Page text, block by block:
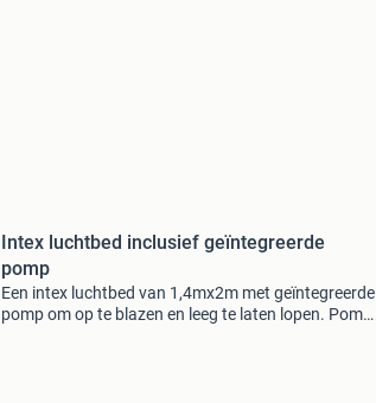
Intex luchtbed inclusief geïntegreerde
pomp
Een intex luchtbed van 1,4mx2m met geïntegreerde
pomp om op te blazen en leeg te laten lopen. Pomp